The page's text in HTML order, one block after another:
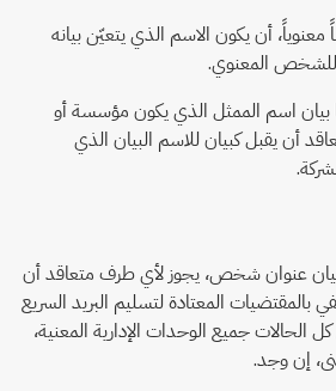
أن يكون الاسم الذي يتعيّن بيانه
للشخص المعنوي.
بيان اسم الممثل الذي يكون مؤسسة أو
أن يقبل كبيان للاسم البيان الذي
بيان عنوان شخص، يجوز لأي طرف متعاقد أن
بالمقتضيات المعتادة لتسليم البريد السريع
الحالات جميع الوحدات الإدارية المعنية،
إن وجد.